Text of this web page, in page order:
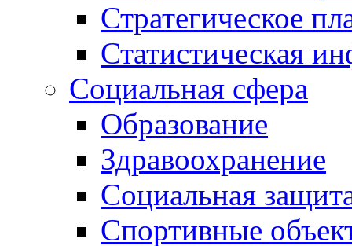
Стратегическое
Статистическая
Социальная сфера
Образование
Здравоохранение
Социальная
Спортивные